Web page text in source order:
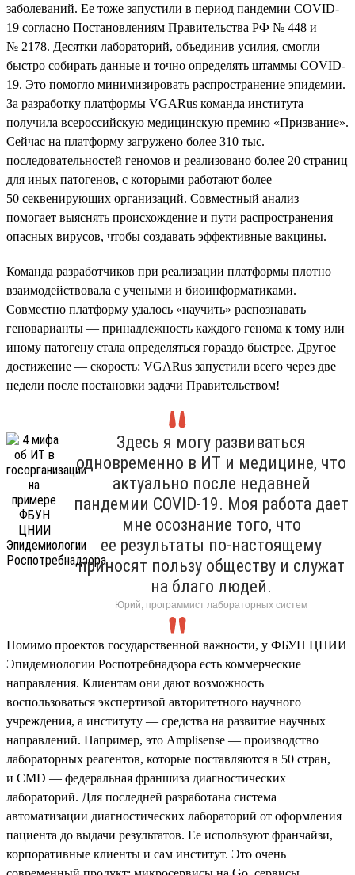
заболеваний. Ее тоже запустили в период пандемии COVID-
19 согласно Постановлениям Правительства РФ № 448 и
№ 2178. Десятки лабораторий, объединив усилия, смогли
быстро собирать данные и точно определять штаммы COVID-
19. Это помогло минимизировать распространение эпидемии.
За разработку платформы VGARus команда института
получила всероссийскую медицинскую премию «Призвание».
Сейчас на платформу загружено более 310 тыс.
последовательностей геномов и реализовано более 20 страниц
для иных патогенов, с которыми работают более
50 секвенирующих организаций. Совместный анализ
помогает выяснять происхождение и пути распространения
опасных вирусов, чтобы создавать эффективные вакцины.
Команда разработчиков при реализации платформы плотно
взаимодействовала с учеными и биоинформатиками.
Совместно платформу удалось «научить» распознавать
геноварианты — принадлежность каждого генома к тому или
иному патогену стала определяться гораздо быстрее. Другое
достижение — скорость: VGARus запустили всего через две
недели после постановки задачи Правительством!
Здесь я могу развиваться
одновременно в ИТ и медицине, что
актуально после недавней
пандемии COVID-19. Моя работа дает
мне осознание того, что
ее результаты по-настоящему
приносят пользу обществу и служат
на благо людей.
Юрий, программист лабораторных систем
Помимо проектов государственной важности, у ФБУН ЦНИИ
Эпидемиологии Роспотребнадзора есть коммерческие
направления. Клиентам они дают возможность
воспользоваться экспертизой авторитетного научного
учреждения, а институту — средства на развитие научных
направлений. Например, это Amplisense — производство
лабораторных реагентов, которые поставляются в 50 стран,
и CMD — федеральная франшиза диагностических
лабораторий. Для последней разработана система
автоматизации диагностических лабораторий от оформления
пациента до выдачи результатов. Ее используют франчайзи,
корпоративные клиенты и сам институт. Это очень